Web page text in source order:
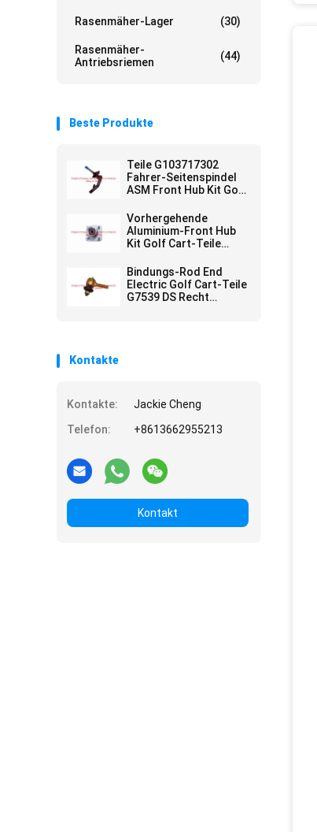
Rasenmäher-Lager (30)
Rasenmäher-
Antriebsriemen
(44)
Beste Produkte
Teile G103717302
Fahrer-Seitenspindel
ASM Front Hub Kit Golf
Vorhergehende
Aluminium-Front Hub
Kit Golf Cart-Teile
Bindungs-Rod End
Electric Golf Cart-Teile
G7539 DS Recht
Kontakte
Kontakte:
Jackie Cheng
Telefon:
+8613662955213
Kontakt